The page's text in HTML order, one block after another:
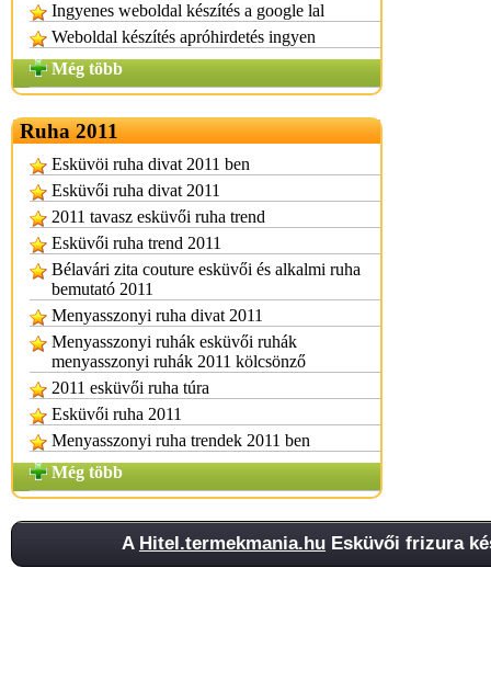
Ingyenes weboldal készítés a google lal
Weboldal készítés apróhirdetés ingyen
Még több
Ruha 2011
Esküvöi ruha divat 2011 ben
Esküvői ruha divat 2011
2011 tavasz esküvői ruha trend
Esküvői ruha trend 2011
Bélavári zita couture esküvői és alkalmi ruha
bemutató 2011
Menyasszonyi ruha divat 2011
Menyasszonyi ruhák esküvői ruhák
menyasszonyi ruhák 2011 kölcsönző
2011 esküvői ruha túra
Esküvői ruha 2011
Menyasszonyi ruha trendek 2011 ben
Még több
A Hitel.termekmania.hu Esküvői frizura